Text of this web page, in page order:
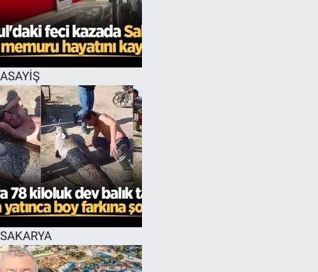
ASAYİŞ
SAKARYA
EĞİTİM
MAGAZİN
ÖZEL HABER
HALK54 PANORAMA